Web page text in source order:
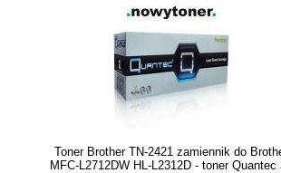
Toner Brother TN-2421 zamiennik do
MFC-L2712DW HL-L2312D - toner Quantec